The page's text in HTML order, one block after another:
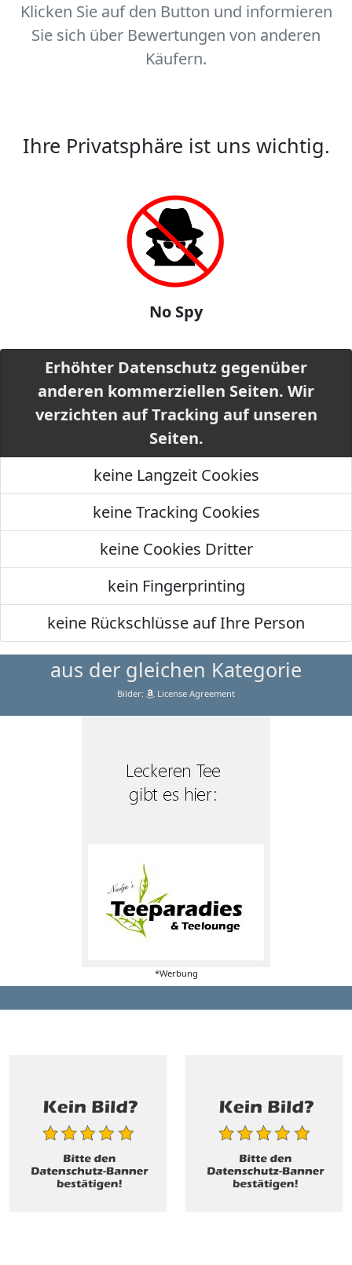
Klicken Sie auf den Button und informieren
Sie sich über Bewertungen von anderen
Käufern.
Ihre Privatsphäre ist uns wichtig.
No Spy
Erhöhter Datenschutz gegenüber
anderen kommerziellen Seiten. Wir
verzichten auf Tracking auf unseren
Seiten.
keine Langzeit Cookies
keine Tracking Cookies
keine Cookies Dritter
kein Fingerprinting
keine Rückschlüsse auf Ihre Person
aus der gleichen Kategorie
Bilder: License Agreement
*Werbung